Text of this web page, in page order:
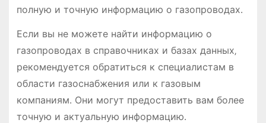
полную и точную информацию о газопроводах․
Если вы не можете найти информацию о
газопроводах в справочниках и базах данных‚
рекомендуется обратиться к специалистам в
области газоснабжения или к газовым
компаниям․ Они могут предоставить вам более
точную и актуальную информацию․